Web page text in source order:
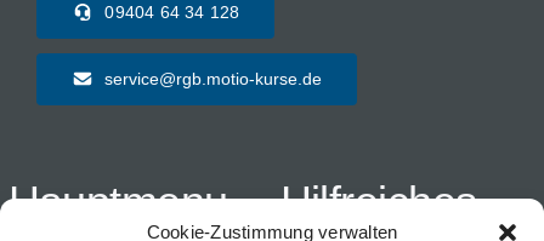
Cookie-Zustimmung verwalten
09404 64 34 128
service@rgb.motio-kurse.de
Hauptmenu Hilfreiches